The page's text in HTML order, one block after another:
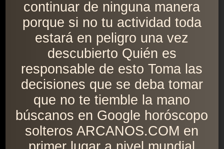
continuar de ninguna manera
porque si no tu actividad toda
estará en peligro una vez
descubierto Quién es
responsable de esto Toma las
decisiones que se deba tomar
que no te tiemble la mano
búscanos en Google horóscopo
solteros ARCANOS.COM en